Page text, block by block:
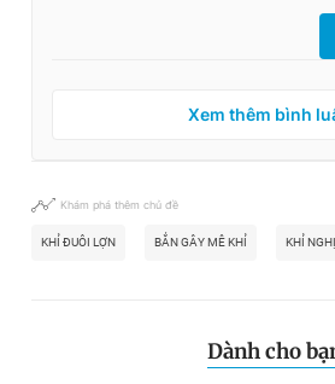
Xem thêm bình
Khám phá thêm chủ đề
KHỈ ĐUÔI LỢN BẮN GÂY MÊ KHỈ KHỈ